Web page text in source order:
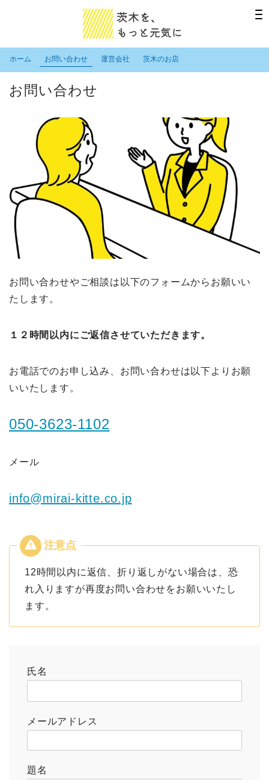
ホーム お問い合わせ 運営会社 茨木のお店
お問い合わせ
お問い合わせやご相談は以下のフォームからお願いい
たします。
１２時間以内にご返信させていただきます。
お電話でのお申し込み、お問い合わせは以下よりお願
いいたします。
050-3623-1102
メール
info@mirai-kitte.co.jp
12時間以内に返信、折り返しがない場合は、恐
れ入りますが再度お問い合わせをお願いいたし
ます。
氏名
メールアドレス
題名